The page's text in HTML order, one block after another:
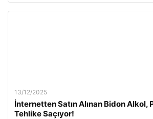
13/12/2025
İnternetten Satın Alınan Bidon Alkol,
Tehlike Saçıyor!